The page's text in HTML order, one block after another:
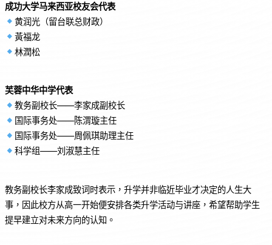
成功大学马来西亚校友会代表
黄润光（留台联总财政）
黃福龙
林潤松
芙蓉中华中学代表
教务副校长——李家成副校长
国际事务处——陈渭璇主任
国际事务处——周佩琪助理主任
科学组——刘淑慧主任
教务副校长李家成致词时表示，升学并非临近毕业才决定的人生大
事，因此校方从高一开始便安排各类升学活动与讲座，希望帮助学生
提早建立对未来方向的认知。